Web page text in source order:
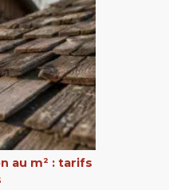
au m² : tarifs